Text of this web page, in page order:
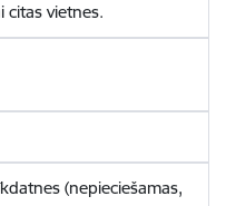
citas vietnes.
(nepieciešamas,